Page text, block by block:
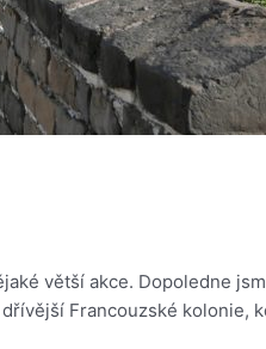
větší akce. Dopoledne
Francouzské kolonie,